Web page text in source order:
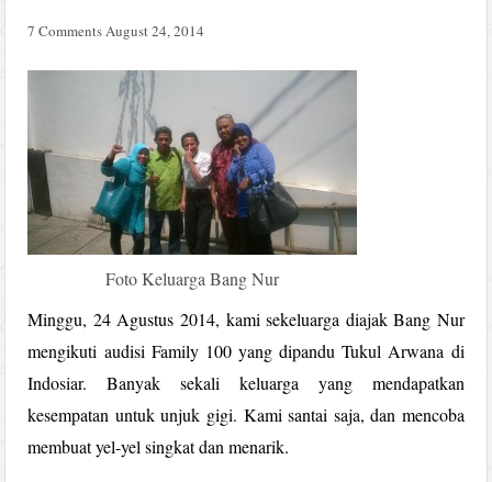
7 Comments August 24, 2014
Foto Keluarga Bang Nur
Minggu, 24 Agustus 2014, kami sekeluarga diajak Bang Nur
mengikuti audisi Family 100 yang dipandu Tukul Arwana di
Indosiar. Banyak sekali keluarga yang mendapatkan
kesempatan untuk unjuk gigi. Kami santai saja, dan mencoba
membuat yel-yel singkat dan menarik.